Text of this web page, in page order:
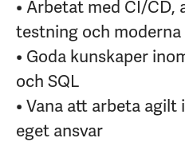
• Arbetat med CI/CD,
testning och
• Goda kunskaper
och SQL
• Vana att arbeta
eget ansvar